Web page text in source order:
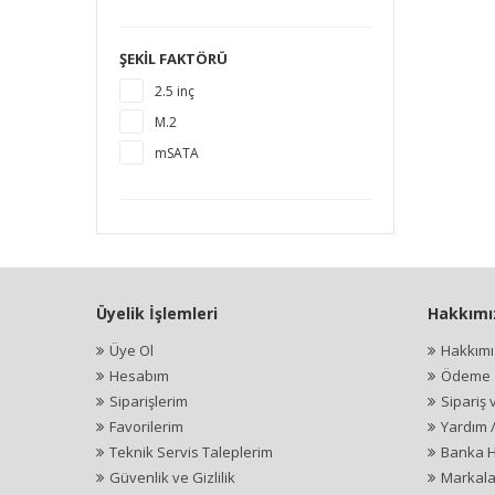
2 TB
4 TB
ŞEKIL FAKTÖRÜ
2.5 inç
M.2
mSATA
Üyelik İşlemleri
Üye Ol
Hesabım
Siparişlerim
Favorilerim
Teknik Servis Taleplerim
Güvenlik ve Gizlilik
Ödeme
Sipariş
Yardım
Banka